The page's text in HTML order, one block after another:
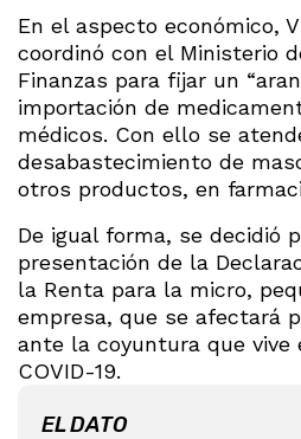
En el aspecto económico,
coordinó con el Ministerio
Finanzas para fijar un
importación de
médicos. Con ello se
desabastecimiento de
otros productos, en
De igual forma, se decidió
presentación de la
la Renta para la micro,
empresa, que se afectará
ante la coyuntura que
COVID-19.
EL DATO